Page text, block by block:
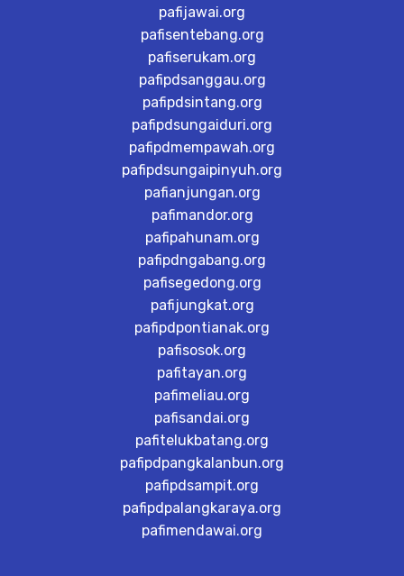
pafijawai.org
pafisentebang.org
pafiserukam.org
pafipdsanggau.org
pafipdsintang.org
pafipdsungaiduri.org
pafipdmempawah.org
pafipdsungaipinyuh.org
pafianjungan.org
pafimandor.org
pafipahunam.org
pafipdngabang.org
pafisegedong.org
pafijungkat.org
pafipdpontianak.org
pafisosok.org
pafitayan.org
pafimeliau.org
pafisandai.org
pafitelukbatang.org
pafipdpangkalanbun.org
pafipdsampit.org
pafipdpalangkaraya.org
pafimendawai.org